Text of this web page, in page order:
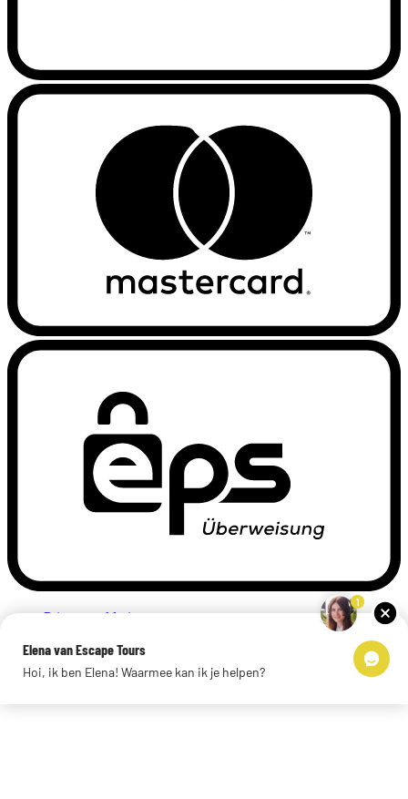
Privacyverklaring
Links
© 2026 Escape Tours
1
Elena van Escape Tours
Hoi, ik ben Elena! Waarmee kan ik je helpen?